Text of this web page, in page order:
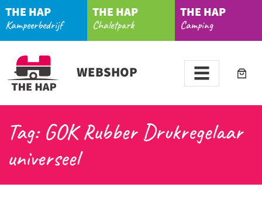
THE HAP
Kampeerbedrijf
THE HAP
Chaletpark
THE HAP
Camping
WEBSHOP
Tag: GOK Rubber Drukregelaar
universeel